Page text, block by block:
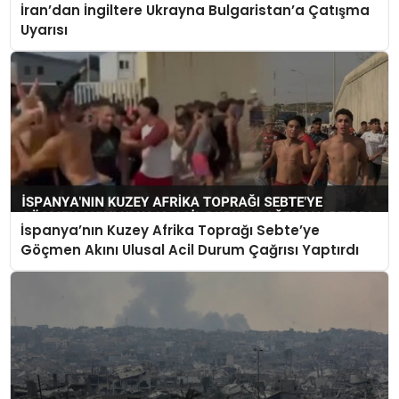
İran’dan İngiltere Ukrayna Bulgaristan’a Çatışma
Uyarısı
İspanya’nın Kuzey Afrika Toprağı Sebte’ye
Göçmen Akını Ulusal Acil Durum Çağrısı Yaptırdı